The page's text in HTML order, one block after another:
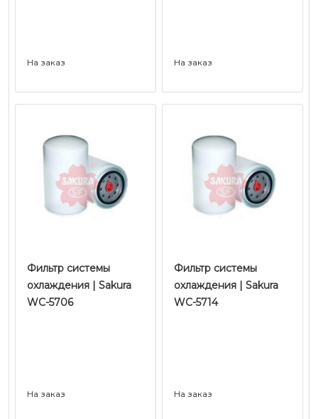
На заказ На заказ
Фильтр системы
охлаждения | Sakura
WC-5706
На заказ
Фильтр системы
охлаждения | Sakura
WC-5714
На заказ